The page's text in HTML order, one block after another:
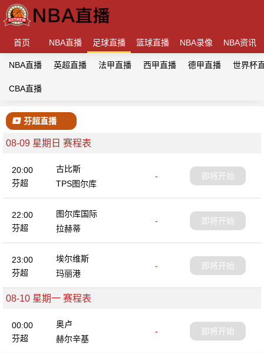
首页 NBA直播 足球直播 篮球直播 NBA录像 NBA资讯
NBA直播 英超直播 法甲直播 西甲直播 德甲直播 世界杯
CBA直播
芬超直播
08-09 星期日 赛程表
20:00
芬超
古比斯
-
TPS图尔库
即将开始
22:00
芬超
图尔库国际
-
拉赫蒂
即将开始
23:00
芬超
埃尔维斯
-
玛丽港
即将开始
08-10 星期一 赛程表
00:00
芬超
奥卢
-
赫尔辛基
即将开始